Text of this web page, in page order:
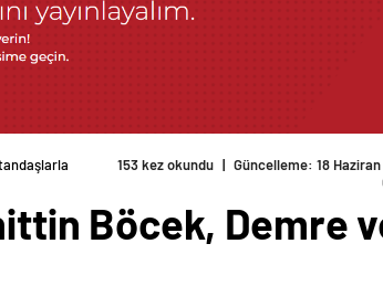
153 kez okundu | Güncelleme: 18
Böcek, Demre